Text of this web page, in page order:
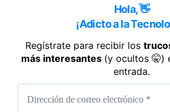
Hola, 👋
¡Adicto a la
Regístrate para recibir los
más interesantes (y ocultos 🤫)
entrada.